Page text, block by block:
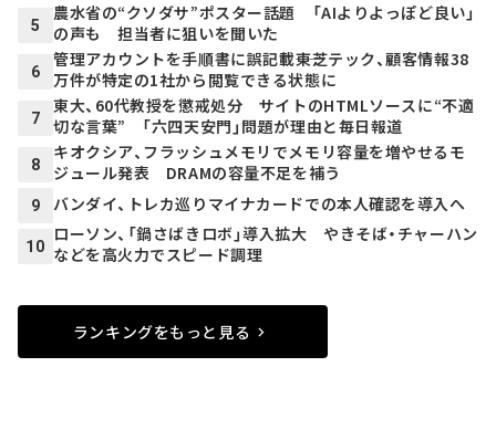
5
農水省の“クソダサ”ポスター話題 「AIよりよっぽど良い」
の声も 担当者に狙いを聞いた
6
管理アカウントを手順書に誤記載――東芝テック、顧客情報38
万件が特定の1社から閲覧できる状態に
7
東大、60代教授を懲戒処分 サイトのHTMLソースに“不適
切な言葉” 「六四天安門」問題が理由と毎日報道
8
キオクシア、フラッシュメモリでメモリ容量を増やせるモ
ジュール発表 DRAMの容量不足を補う
9 バンダイ、トレカ巡りマイナカードでの本人確認を導入へ
10
ローソン、「鍋さばきロボ」導入拡大 やきそば・チャーハン
などを高火力でスピード調理
ランキングをもっと見る